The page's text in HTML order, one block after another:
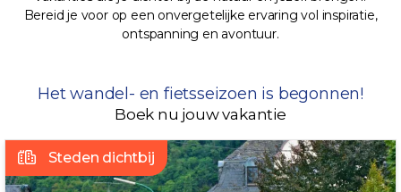
Bereid je voor op een onvergetelijke ervaring vol inspiratie,
ontspanning en avontuur.
Het wandel- en fietsseizoen is begonnen!
Boek nu jouw vakantie
Steden dichtbij
INCL. FIETSROUTES!